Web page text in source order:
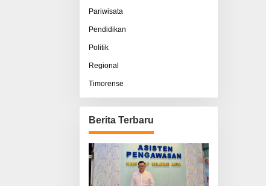
Pariwisata
Pendidikan
Politik
Regional
Timorense
Berita Terbaru